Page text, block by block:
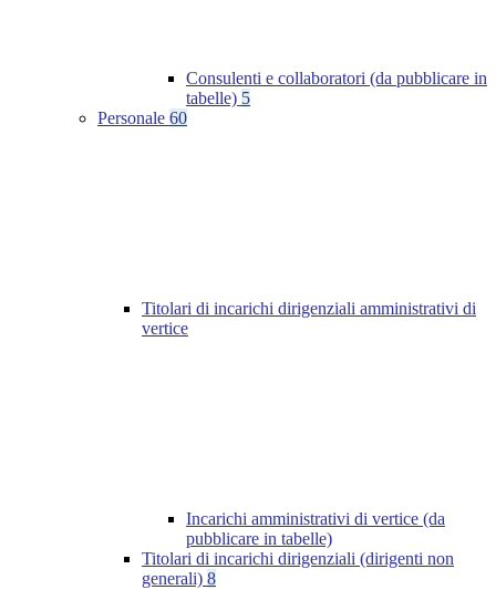
Consulenti e collaboratori (da pubblicare in
tabelle) 5
Personale 60
Titolari di incarichi dirigenziali amministrativi di
vertice
Incarichi amministrativi di vertice (da
pubblicare in tabelle)
Titolari di incarichi dirigenziali (dirigenti non
generali) 8